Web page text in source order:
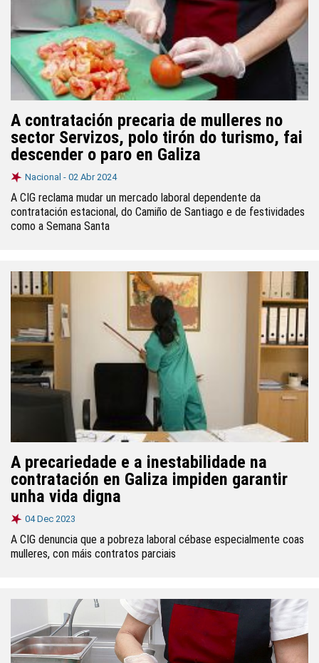
A contratación precaria de mulleres no
sector Servizos, polo tirón do turismo, fai
descender o paro en Galiza
Nacional - 02 Abr 2024
A CIG reclama mudar un mercado laboral dependente da
contratación estacional, do Camiño de Santiago e de festividades
como a Semana Santa
A precariedade e a inestabilidade na
contratación en Galiza impiden garantir
unha vida digna
04 Dec 2023
A CIG denuncia que a pobreza laboral cébase especialmente coas
mulleres, con máis contratos parciais